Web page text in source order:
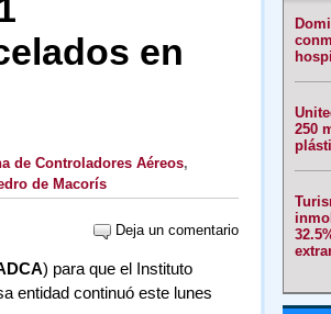
en
de Controladores Aéreos,
de Macorís
Deja un comentario
) para que el Instituto
entidad continuó este lunes
250